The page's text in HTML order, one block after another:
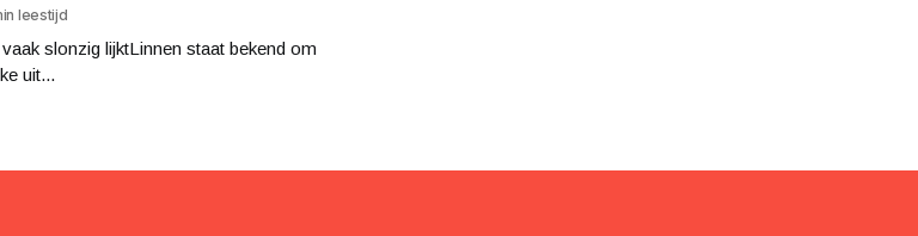
leestijd
slonzig lijktLinnen staat bekend om
uit...